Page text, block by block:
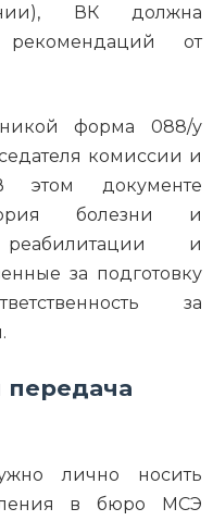
ВК должна
от
форма 088/у
комиссии и
этом документе
болезни и
и
за подготовку
за
передача
лично носить
в бюро МСЭ